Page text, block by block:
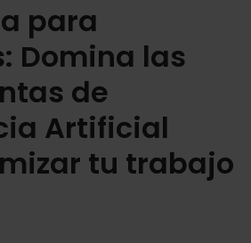
para
Domina las
de
Artificial
tu trabajo